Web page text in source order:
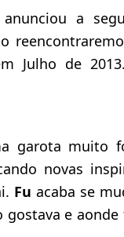
anunciou a
Julho de
garota muito
novas
Fu acaba se
e